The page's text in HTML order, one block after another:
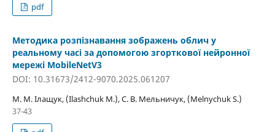
pdf
Методика розпізнавання зображень облич у
реальному часі за допомогою згорткової нейронної
мережі MobileNetV3
DOI: 10.31673/2412-9070.2025.061207
М. М. Ілащук, (Ilashchuk M.), С. В. Мельничук, (Melnychuk S.)
37-43